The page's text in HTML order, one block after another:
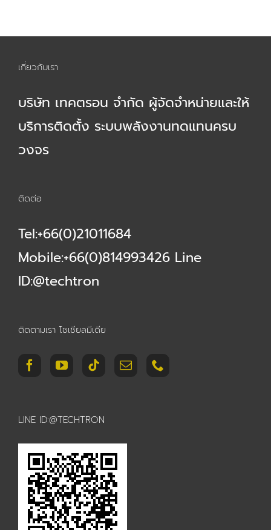
เกี่ยวกับเรา
บริษัท เทคตรอน จำกัด ผู้จัดจำหน่ายและให้
บริการติดตั้ง ระบบพลังงานทดแทนครบ
วงจร
ติดต่อ
Tel:+66(0)21011684
Mobile:+66(0)814993426 Line
ID:@techtron
ติดตามเรา โซเชียลมีเดีย
LINE ID:@TECHTRON